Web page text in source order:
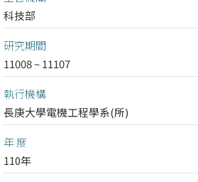
科技部
研究期間
11008 ~ 11107
執行機構
長庚大學電機工程學系(所)
年 度
110年